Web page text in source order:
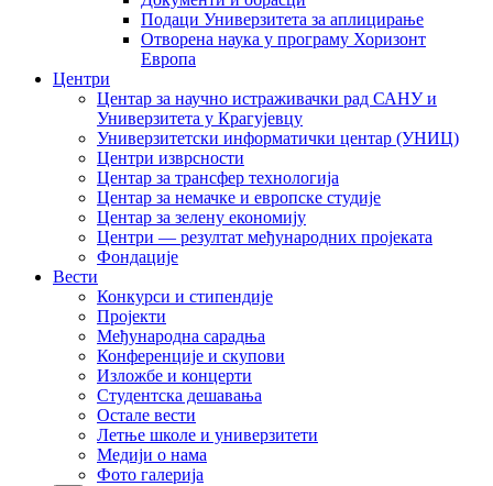
Подаци Универзитета за аплицирање
Отворена наука у програму Хоризонт
Европа
Центри
Центар за научно истраживачки рад САНУ и
Универзитета у Крагујевцу
Универзитетски информатички центар (УНИЦ)
Центри изврсности
Центар за трансфер технологија
Центар за немачке и европске студије
Центар за зелену економију
Центри — резултат међународних пројеката
Фондације
Вести
Конкурси и стипендије
Пројекти
Међународна сарадња
Конференције и скупови
Изложбе и концерти
Студентска дешавања
Остале вести
Летње школе и универзитети
Медији о нама
Фото галерија